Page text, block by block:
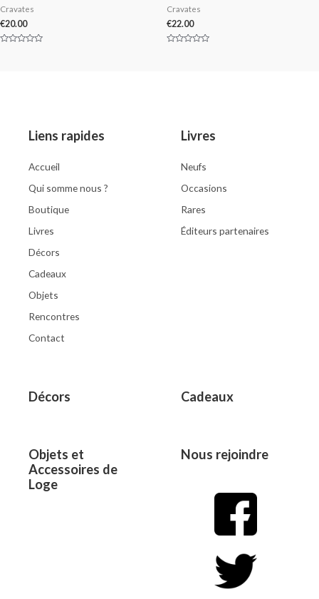
Cravates
€20.00
Cravates
€22.00
Liens rapides
Accueil
Qui somme nous ?
Boutique
Livres
Décors
Cadeaux
Objets
Rencontres
Contact
Livres
Neufs
Occasions
Rares
Éditeurs partenaires
Décors Cadeaux
Objets et
Accessoires de
Loge
Nous rejoindre